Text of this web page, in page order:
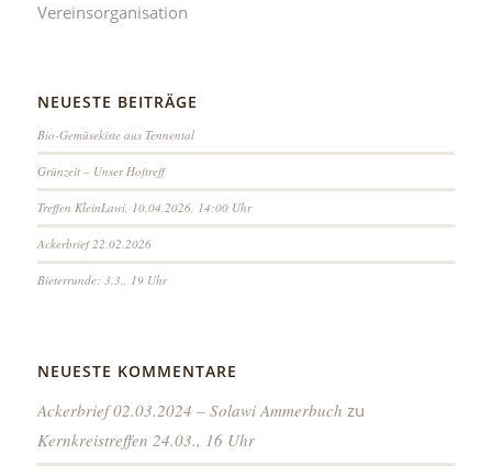
Vereinsorganisation
NEUESTE BEITRÄGE
Bio-Gemüsekiste aus Tennental
Grünzeit – Unser Hoftreff
Treffen KleinLawi, 10.04.2026, 14:00 Uhr
Ackerbrief 22.02.2026
Bieterrunde: 3.3., 19 Uhr
NEUESTE KOMMENTARE
Ackerbrief 02.03.2024 – Solawi Ammerbuch zu
Kernkreistreffen 24.03., 16 Uhr